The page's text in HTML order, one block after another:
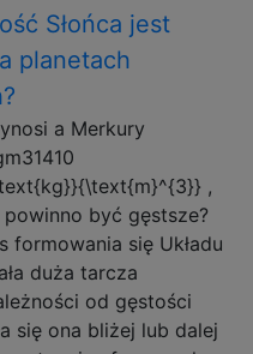
Słońca jest
planetach
a Merkury
,
powinno być gęstsze?
formowania się Układu
duża tarcza
od gęstości
się ona bliżej lub dalej